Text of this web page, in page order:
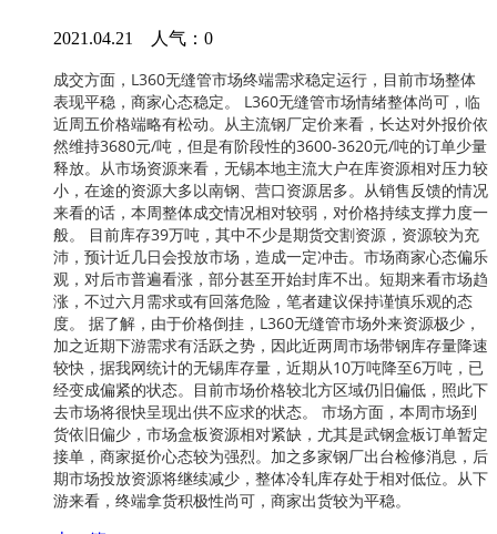
2021.04.21 人气： 0
成交方面，L360无缝管市场终端需求稳定运行，目前市场整体
表现平稳，商家心态稳定。 L360无缝管市场情绪整体尚可，临
近周五价格端略有松动。从主流钢厂定价来看，长达对外报价依
然维持3680元/吨，但是有阶段性的3600-3620元/吨的订单少量
释放。从市场资源来看，无锡本地主流大户在库资源相对压力较
小，在途的资源大多以南钢、营口资源居多。从销售反馈的情况
来看的话，本周整体成交情况相对较弱，对价格持续支撑力度一
般。 目前库存39万吨，其中不少是期货交割资源，资源较为充
沛，预计近几日会投放市场，造成一定冲击。市场商家心态偏乐
观，对后市普遍看涨，部分甚至开始封库不出。短期来看市场趋
涨，不过六月需求或有回落危险，笔者建议保持谨慎乐观的态
度。 据了解，由于价格倒挂，L360无缝管市场外来资源极少，
加之近期下游需求有活跃之势，因此近两周市场带钢库存量降速
较快，据我网统计的无锡库存量，近期从10万吨降至6万吨，已
经变成偏紧的状态。目前市场价格较北方区域仍旧偏低，照此下
去市场将很快呈现出供不应求的状态。 市场方面，本周市场到
货依旧偏少，市场盒板资源相对紧缺，尤其是武钢盒板订单暂定
接单，商家挺价心态较为强烈。加之多家钢厂出台检修消息，后
期市场投放资源将继续减少，整体冷轧库存处于相对低位。从下
游来看，终端拿货积极性尚可，商家出货较为平稳。